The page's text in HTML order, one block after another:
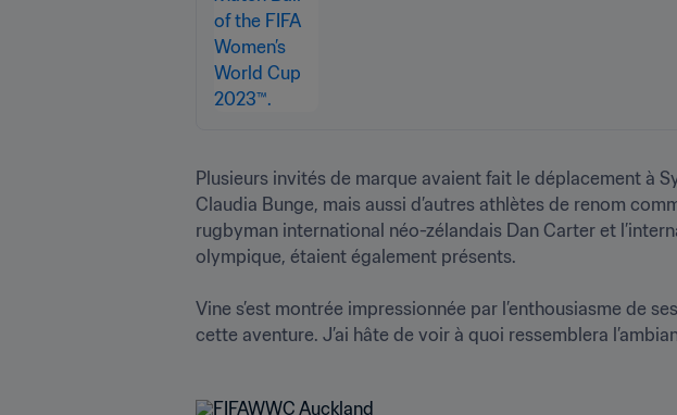
Plusieurs invités de marque avaient fait le déplacement à
Claudia Bunge, mais aussi d’autres athlètes de renom
rugbyman international néo-zélandais Dan Carter et
olympique, étaient également présents.
Vine s’est montrée impressionnée par l’enthousiasme de
cette aventure. J’ai hâte de voir à quoi ressemblera